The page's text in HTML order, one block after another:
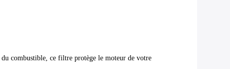
combustible, ce filtre protège le moteur de votre